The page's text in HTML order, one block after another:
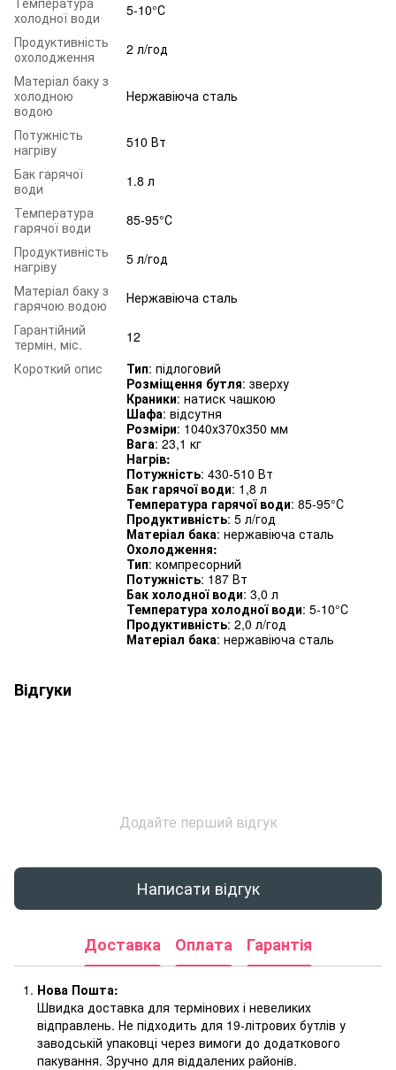
холодної води
5-10°С
Продуктивність
охолодження
2 л/год
Матеріал баку з
холодною
водою
Нержавіюча сталь
Потужність
нагріву
510 Вт
Бак гарячої
води
1.8 л
Температура
гарячої води
85-95°С
Продуктивність
нагріву
5 л/год
Матеріал баку з
гарячою водою
Нержавіюча сталь
Гарантійний
термін, міс.
12
Короткий опис
Тип: підлоговий
Розміщення бутля: зверху
Краники: натиск чашкою
Шафа: відсутня
Розміри: 1040х370х350 мм
Вага: 23,1 кг
Нагрів:
Потужність: 430-510 Вт
Бак гарячої води: 1,8 л
Температура гарячої води: 85-95°С
Продуктивність: 5 л/год
Матеріал бака: нержавіюча сталь
Охолодження:
Тип: компресорний
Потужність: 187 Вт
Бак холодної води: 3,0 л
Температура холодної води: 5-10°С
Продуктивність: 2,0 л/год
Матеріал бака: нержавіюча сталь
Відгуки
Додайте перший відгук
Написати відгук
Доставка Оплата Гарантія
Нова Пошта:
Швидка доставка для термінових і невеликих
відправлень. Не підходить для 19-літрових бутлів у
заводській упаковці через вимоги до додаткового
пакування. Зручно для віддалених районів.